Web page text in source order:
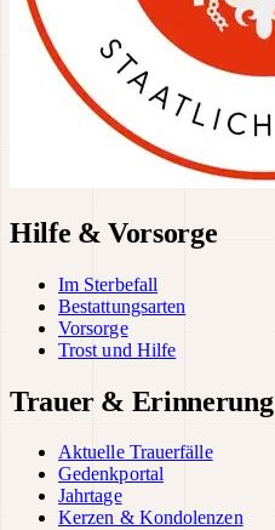
Hilfe & Vorsorge
Im Sterbefall
Bestattungsarten
Vorsorge
Trost und Hilfe
Trauer & Erinnerung
Aktuelle Trauerfälle
Gedenkportal
Jahrtage
Kerzen & Kondolenzen